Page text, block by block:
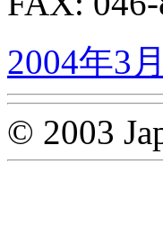
2004年3
© 2003